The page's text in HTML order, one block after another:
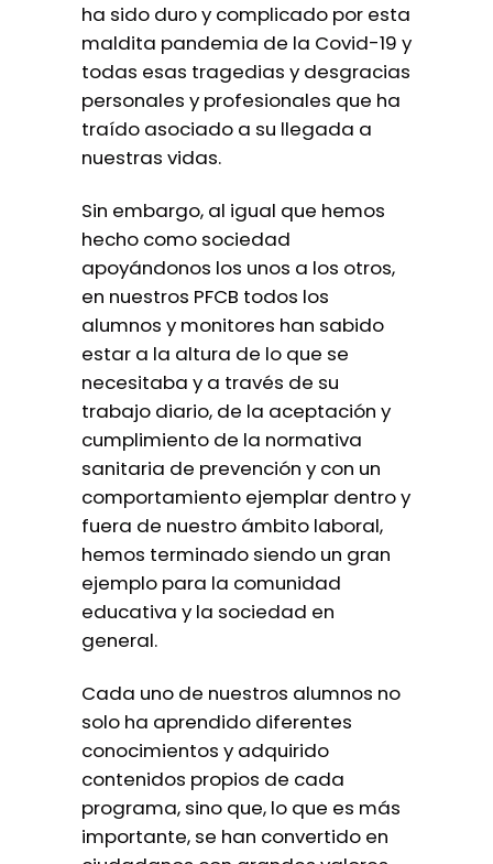
ha sido duro y complicado por esta
maldita pandemia de la Covid-19 y
todas esas tragedias y desgracias
personales y profesionales que ha
traído asociado a su llegada a
nuestras vidas.
Sin embargo, al igual que hemos
hecho como sociedad
apoyándonos los unos a los otros,
en nuestros PFCB todos los
alumnos y monitores han sabido
estar a la altura de lo que se
necesitaba y a través de su
trabajo diario, de la aceptación y
cumplimiento de la normativa
sanitaria de prevención y con un
comportamiento ejemplar dentro y
fuera de nuestro ámbito laboral,
hemos terminado siendo un gran
ejemplo para la comunidad
educativa y la sociedad en
general.
Cada uno de nuestros alumnos no
solo ha aprendido diferentes
conocimientos y adquirido
contenidos propios de cada
programa, sino que, lo que es más
importante, se han convertido en